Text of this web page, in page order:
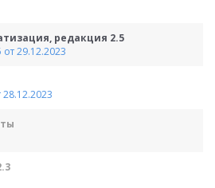
редакция 2.5
29.12.2023